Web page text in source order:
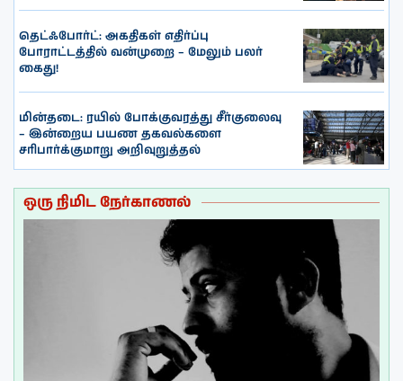
தெட்ஃபோர்ட்: அகதிகள் எதிர்ப்பு
போராட்டத்தில் வன்முறை – மேலும் பலர்
கைது!
மின்தடை: ரயில் போக்குவரத்து சீர்குலைவு
– இன்றைய பயண தகவல்களை
சரிபார்க்குமாறு அறிவுறுத்தல்
ஒரு நிமிட நேர்காணல்